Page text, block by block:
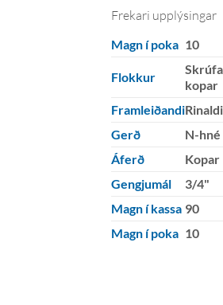
Frekari upplýsingar
Magn í poka 10
Flokkur
kopar
FramleiðandiRinaldi
Gerð
N-hné
Áferð
Kopar
Gengjumál
3/4"
Magn í kassa 90
Magn í poka 10